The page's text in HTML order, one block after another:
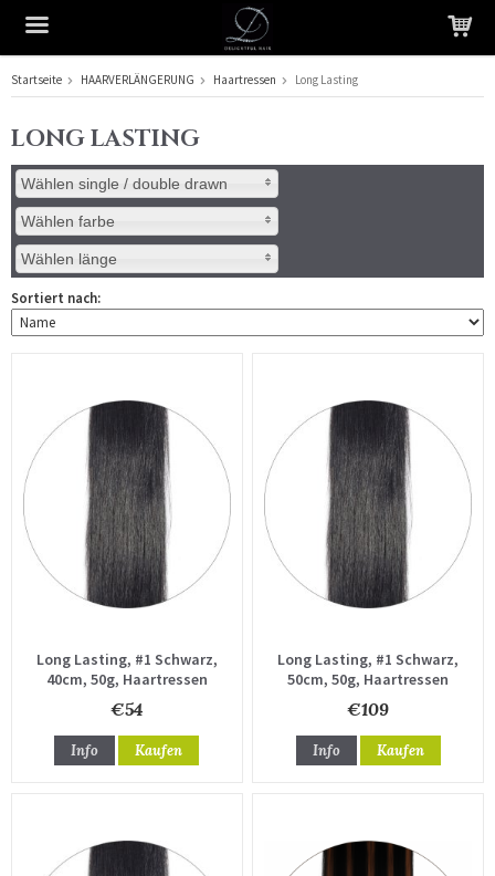
Das Produkt wurde in Ihren Warenkorb gelegt
Startseite HAARVERLÄNGERUNG Haartressen Long Lasting
LONG LASTING
Wählen single / double drawn
Wählen farbe
Wählen länge
Sortiert nach:
Long Lasting, #1 Schwarz,
40cm, 50g, Haartressen
€54
Info Kaufen
Long Lasting, #1 Schwarz,
50cm, 50g, Haartressen
€109
Info Kaufen